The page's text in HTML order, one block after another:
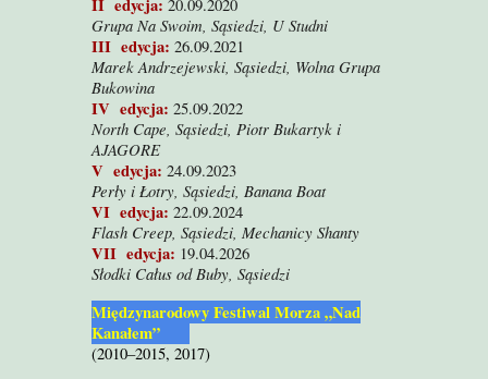
II edycja: 20.09.2020
Grupa Na Swoim, Sąsiedzi, U Studni
III edycja: 26.09.2021
Marek Andrzejewski, Sąsiedzi, Wolna Grupa
Bukowina
IV edycja: 25.09.2022
North Cape, Sąsiedzi, Piotr Bukartyk i
AJAGORE
V edycja: 24.09.2023
Perły i Łotry, Sąsiedzi, Banana Boat
VI edycja: 22.09.2024
Flash Creep, Sąsiedzi, Mechanicy Shanty
VII edycja: 19.04.2026
Słodki Całus od Buby, Sąsiedzi
Międzynarodowy Festiwal Morza „Nad
Kanałem”
(2010–2015, 2017)